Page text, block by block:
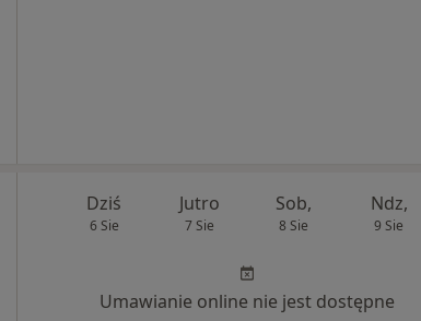
Dziś
6 Sie
Jutro
7 Sie
Sob,
8 Sie
Ndz,
9 Sie
Umawianie online nie jest dostępne